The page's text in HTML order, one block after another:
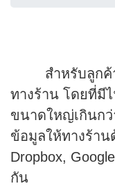
สำหรับลูกค้
ทางร้าน โดยที่มี
ขนาดใหญ่เกินกว่
ข้อมูลให้ทางร้า
Dropbox,
กัน